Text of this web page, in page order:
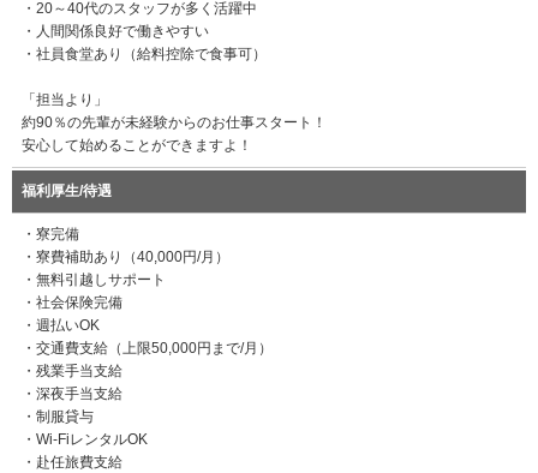
・20～40代のスタッフが多く活躍中
・人間関係良好で働きやすい
・社員食堂あり（給料控除で食事可）
「担当より」
約90％の先輩が未経験からのお仕事スタート！
安心して始めることができますよ！
福利厚生/待遇
・寮完備
・寮費補助あり（40,000円/月）
・無料引越しサポート
・社会保険完備
・週払いOK
・交通費支給（上限50,000円まで/月）
・残業手当支給
・深夜手当支給
・制服貸与
・Wi-FiレンタルOK
・赴任旅費支給